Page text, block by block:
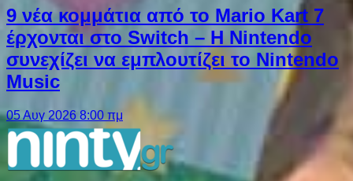
9 νέα κομμάτια από το Mario Kart 7
έρχονται στο Switch – Η Nintendo
συνεχίζει να εμπλουτίζει το Nintendo
Music
05 Αυγ 2026 8:00 πμ